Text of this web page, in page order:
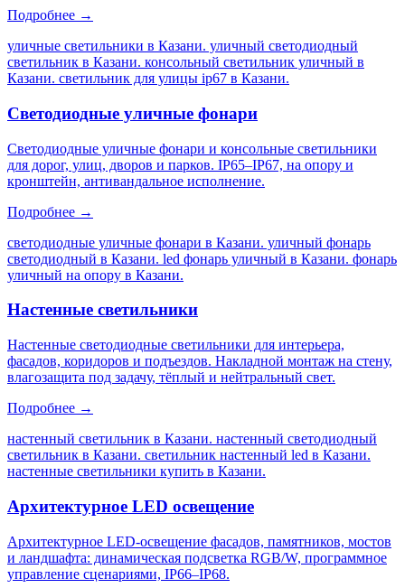
Подробнее →
уличные светильники в Казани. уличный светодиодный
светильник в Казани. консольный светильник уличный в
Казани. светильник для улицы ip67 в Казани.
Светодиодные уличные фонари
Светодиодные уличные фонари и консольные светильники
для дорог, улиц, дворов и парков. IP65–IP67, на опору и
кронштейн, антивандальное исполнение.
Подробнее →
светодиодные уличные фонари в Казани. уличный фонарь
светодиодный в Казани. led фонарь уличный в Казани. фонарь
уличный на опору в Казани.
Настенные светильники
Настенные светодиодные светильники для интерьера,
фасадов, коридоров и подъездов. Накладной монтаж на стену,
влагозащита под задачу, тёплый и нейтральный свет.
Подробнее →
настенный светильник в Казани. настенный светодиодный
светильник в Казани. светильник настенный led в Казани.
настенные светильники купить в Казани.
Архитектурное LED освещение
Архитектурное LED-освещение фасадов, памятников, мостов
и ландшафта: динамическая подсветка RGB/W, программное
управление сценариями, IP66–IP68.